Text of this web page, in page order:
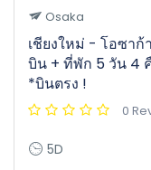
Osaka
เชียงใหม่ - โอซาก้
บิน + ที่พัก 5 วัน 4
*บินตรง !
0
5D